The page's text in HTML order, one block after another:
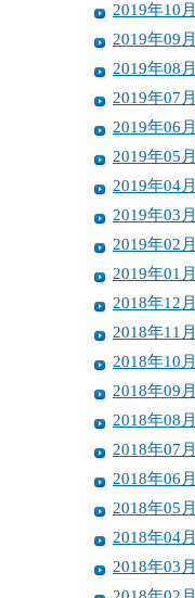
2019年10月
2019年09月
2019年08月
2019年07月
2019年06月
2019年05月
2019年04月
2019年03月
2019年02月
2019年01月
2018年12月
2018年11月
2018年10月
2018年09月
2018年08月
2018年07月
2018年06月
2018年05月
2018年04月
2018年03月